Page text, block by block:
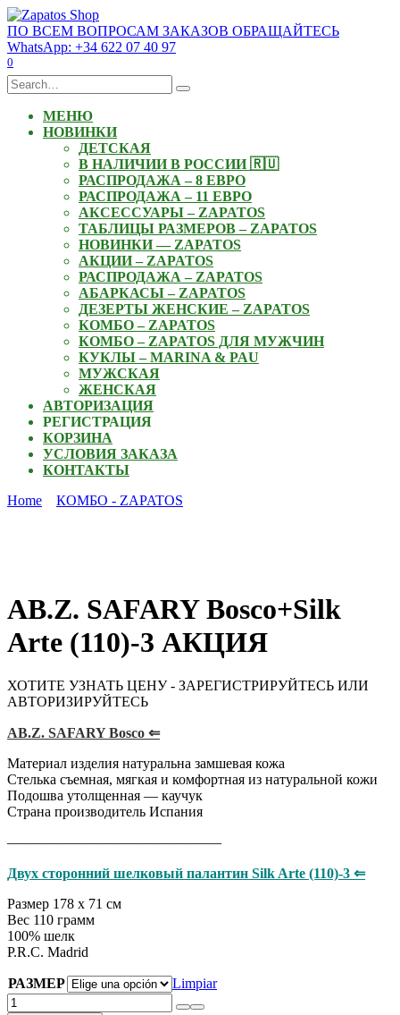
Skip
to
content
ПО ВСЕМ ВОПРОСАМ ЗАКАЗОВ ОБРАЩАЙТЕСЬ
WhatsApp: +34 622 07 40 97
0
Search
for:
МЕНЮ
НОВИНКИ
ДЕТСКАЯ
В НАЛИЧИИ В РОССИИ 🇷🇺
РАСПРОДАЖА – 8 ЕВРО
РАСПРОДАЖА – 11 ЕВРО
АКСЕССУАРЫ – ZAPATOS
ТАБЛИЦЫ РАЗМЕРОВ – ZAPATOS
НОВИНКИ — ZAPATOS
АКЦИИ – ZAPATOS
РАСПРОДАЖА – ZAPATOS
АБАРКАСЫ – ZAPATOS
ДЕЗЕРТЫ ЖЕНСКИЕ – ZAPATOS
КОМБО – ZAPATOS
КОМБО – ZAPATOS ДЛЯ МУЖЧИН
КУКЛЫ – MARINA & PAU
МУЖСКАЯ
ЖЕНСКАЯ
АВТОРИЗАЦИЯ
РЕГИСТРАЦИЯ
КОРЗИНА
УСЛОВИЯ ЗАКАЗА
КОНТАКТЫ
Home
КОМБО - ZAPATOS
AB.Z. SAFARY Bosco+Silk
Arte (110)-3 АКЦИЯ
ХОТИТЕ УЗНАТЬ ЦЕНУ - ЗАРЕГИСТРИРУЙТЕСЬ ИЛИ
АВТОРИЗИРУЙТЕСЬ
AB.Z. SAFARY Bosco ⇐
Материал изделия натуральна замшевая кожа
Стелька съемная, мягкая и комфортная из натуральной кожи
Подошва утолщенная — каучук
Страна производитель Испания
———————————————
Двух сторонний шелковый палантин Silk Arte (110)-3 ⇐
Размер 178 х 71 см
Вес 110 грамм
100% шелк
P.R.C. Madrid
РАЗМЕР
Limpiar
AB.Z.